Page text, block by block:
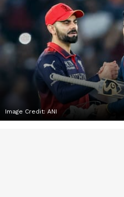
Image Credit: ANI